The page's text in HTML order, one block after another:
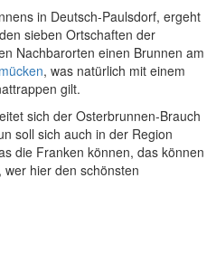
in Deutsch-Paulsdorf, ergeht
sieben Ortschaften der
Nachbarorten einen Brunnen am
, was natürlich mit einem
gilt.
sich der Osterbrunnen-Brauch
soll sich auch in der Region
die Franken können, das können
wer hier den schönsten